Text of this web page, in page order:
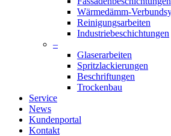
Wärmedämm-
Reinigungsarbeiten
Industriebeschichtungen
–
Glaserarbeiten
Spritzlackierungen
Beschriftungen
Trockenbau
Service
News
Kundenportal
Kontakt